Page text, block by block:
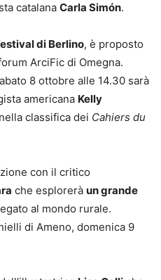
catalana Carla Simón.
di Berlino, è proposto
ArciFic di Omegna.
8 ottobre alle 14.30 sarà
americana Kelly
classifica dei Cahiers du
con il critico
che esplorerà un grande
al mondo rurale.
di Ameno, domenica 9